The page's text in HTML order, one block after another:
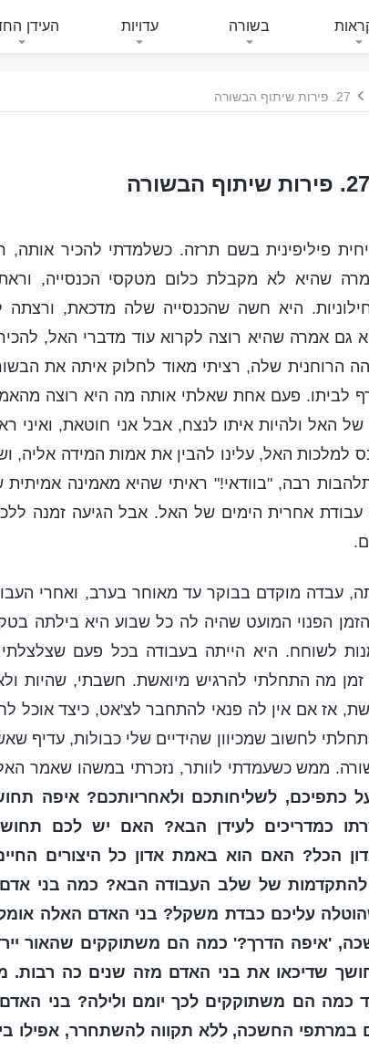
בשורה עדויות העידן
27. פירות שיתוף הבשורה
27. פירות שיתוף הבשורה
פיליפינית בשם תרזה. כשלמדתי להכיר אותה,
שהיא לא מקבלת כלום מטקסי הכנסייה,
היא חשה שהכנסייה שלה מדכאת, ורצתה
אמרה שהיא רוצה לקרוא עוד מדברי האל, להכיר
הרוחנית שלה, רציתי מאוד לחלוק איתה את
לביתו. פעם אחת שאלתי אותה מה היא רוצה
האל ולהיות איתו לנצח, אבל אני חוטאת, ואיני
למלכות האל, עלינו להבין את אמות המידה אליה,
רבה, "בוודאי!" ראיתי שהיא מאמינה
עבודת אחרית הימים של האל. אבל הגיעה זמנה
עבדה מוקדם בבוקר עד מאוחר בערב, ואחרי
הפנוי המועט שהיה לה כל שבוע היא בילתה
לשוחח. היא הייתה בעבודה בכל פעם
מה התחלתי להרגיש מיואשת. חשבתי, שהיות ולא
אז אם אין לה פנאי להתחבר לצ'אט, כיצד אוכל
לחשוב שמכיוון שהידיים שלי כבולות, עדיף
ממש כשעמדתי לוותר, נזכרתי במשהו שאמר
כתפיכם, לשליחותכם ולאחריותכם? איפה
כמדריכים לעידן הבא? האם יש לכם
הכל? האם הוא באמת אדון כל היצורים
להתקדמות של שלב העבודה הבא? כמה בני
עליכם כבדת משקל? בני האדם האלה
'איפה הדרך?' כמה הם משתוקקים שהאור
שדיכאו את בני האדם מזה שנים כה רבות.
כמה הם משתוקקים לכך יומם ולילה? בני
במרתפי החשכה, ללא תקווה להשתחרר, אפילו